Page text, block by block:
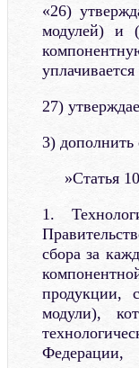
«26)
модулей) и
27)
3) дополнить
»Статья
1.
сбора за
продукции,
модули),
Федерации,